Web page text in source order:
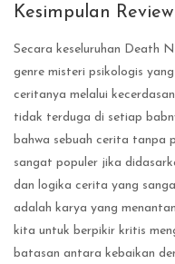
Kesimpulan
Secara keseluruhan Death
genre misteri psikologis
ceritanya melalui
tidak terduga di setiap
bahwa sebuah cerita tanpa
sangat populer jika
dan logika cerita yang
adalah karya yang
kita untuk berpikir kritis
batasan antara kebaikan